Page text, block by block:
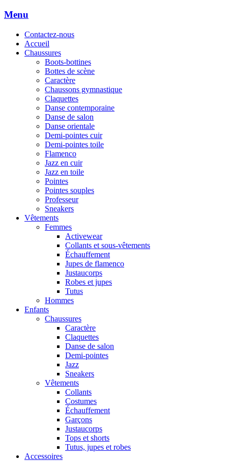
Menu
Contactez-nous
Accueil
Chaussures
Boots-bottines
Bottes de scène
Caractère
Chaussons gymnastique
Claquettes
Danse contemporaine
Danse de salon
Danse orientale
Demi-pointes cuir
Demi-pointes toile
Flamenco
Jazz en cuir
Jazz en toile
Pointes
Pointes souples
Professeur
Sneakers
Vêtements
Femmes
Activewear
Collants et sous-vêtements
Échauffement
Jupes de flamenco
Justaucorps
Robes et jupes
Tutus
Hommes
Enfants
Chaussures
Caractère
Claquettes
Danse de salon
Demi-pointes
Jazz
Sneakers
Vêtements
Collants
Costumes
Échauffement
Garçons
Justaucorps
Tops et shorts
Tutus, jupes et robes
Accessoires